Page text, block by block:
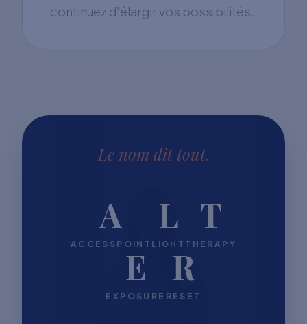
continuez d'élargir vos possibilités.
Le nom dit tout.
A
ACCESSPOINT
L
LIGHT
T
THERAPY
E
EXPOSURE
R
RESET